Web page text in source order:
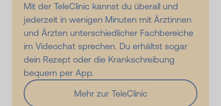
Mit der TeleClinic kannst du überall und
jederzeit in wenigen Minuten mit Ärztinnen
und Ärzten unterschiedlicher Fachbereiche
im Videochat sprechen. Du erhältst sogar
dein Rezept oder die Krankschreibung
bequem per App.
Mehr zur TeleClinic